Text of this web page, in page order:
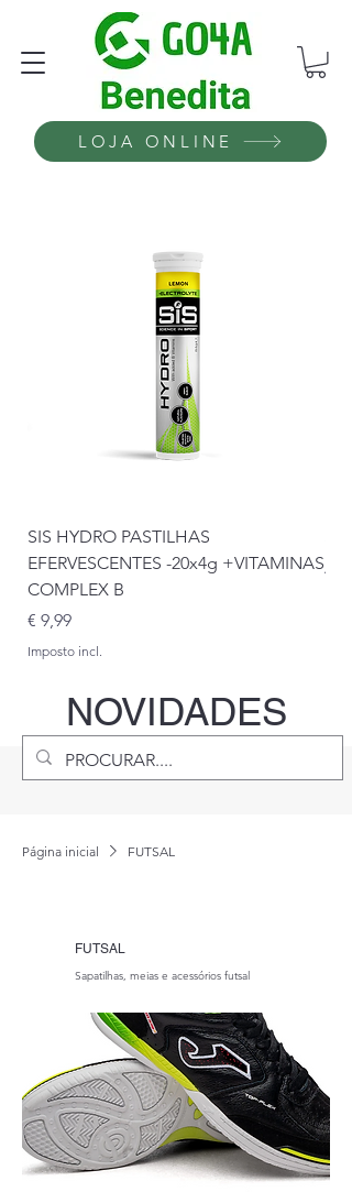
LOJA ONLINE
SIS HYDRO PASTILHAS
EFERVESCENTES -20x4g +VITAMINAS
COMPLEX B
Preço
€ 9,99
Imposto incl.
A
NOVIDADES
Página inicial FUTSAL
FUTSAL
Sapatilhas, meias e acessórios futsal